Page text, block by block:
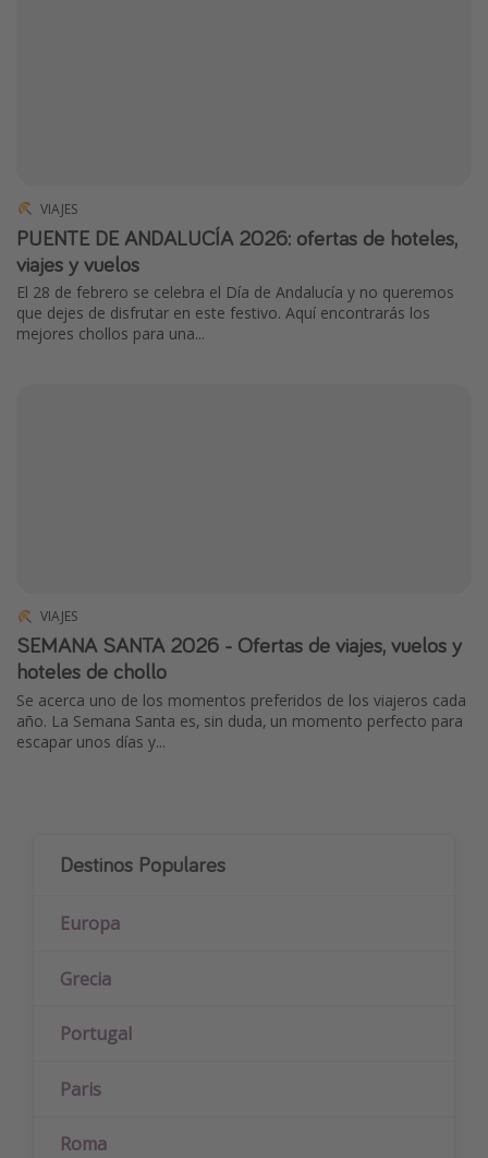
VIAJES
PUENTE DE ANDALUCÍA 2026: ofertas de hoteles,
viajes y vuelos
El 28 de febrero se celebra el Día de Andalucía y no queremos
que dejes de disfrutar en este festivo. Aquí encontrarás los
mejores chollos para una...
VIAJES
SEMANA SANTA 2026 - Ofertas de viajes, vuelos y
hoteles de chollo
Se acerca uno de los momentos preferidos de los viajeros cada
año. La Semana Santa es, sin duda, un momento perfecto para
escapar unos días y...
Destinos Populares
Europa
Grecia
Portugal
Paris
Roma